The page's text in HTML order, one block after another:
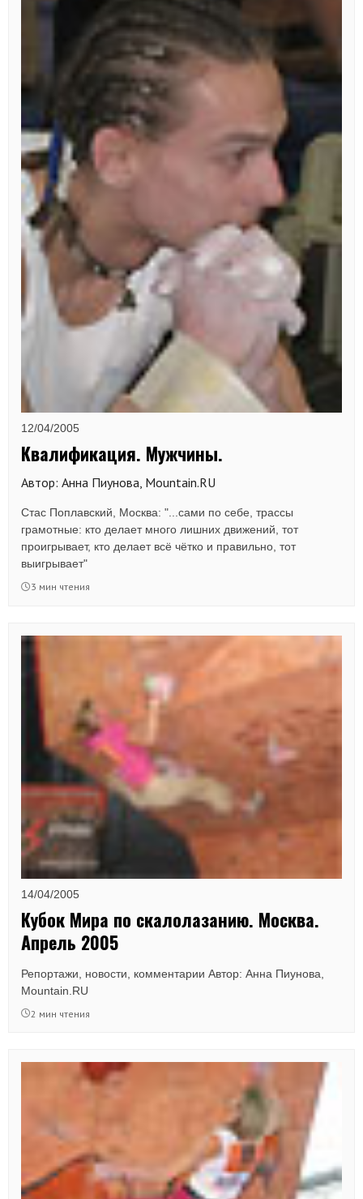
12/04/2005
Квалификация. Мужчины.
Автор: Анна Пиунова, Mountain.RU
Стас Поплавский, Москва: "...сами по себе, трассы
грамотные: кто делает много лишних движений, тот
проигрывает, кто делает всё чётко и правильно, тот
выигрывает"
3 мин чтения
14/04/2005
Кубок Мира по скалолазанию. Москва.
Апрель 2005
Репортажи, новости, комментарии Автор: Анна Пиунова,
Mountain.RU
2 мин чтения